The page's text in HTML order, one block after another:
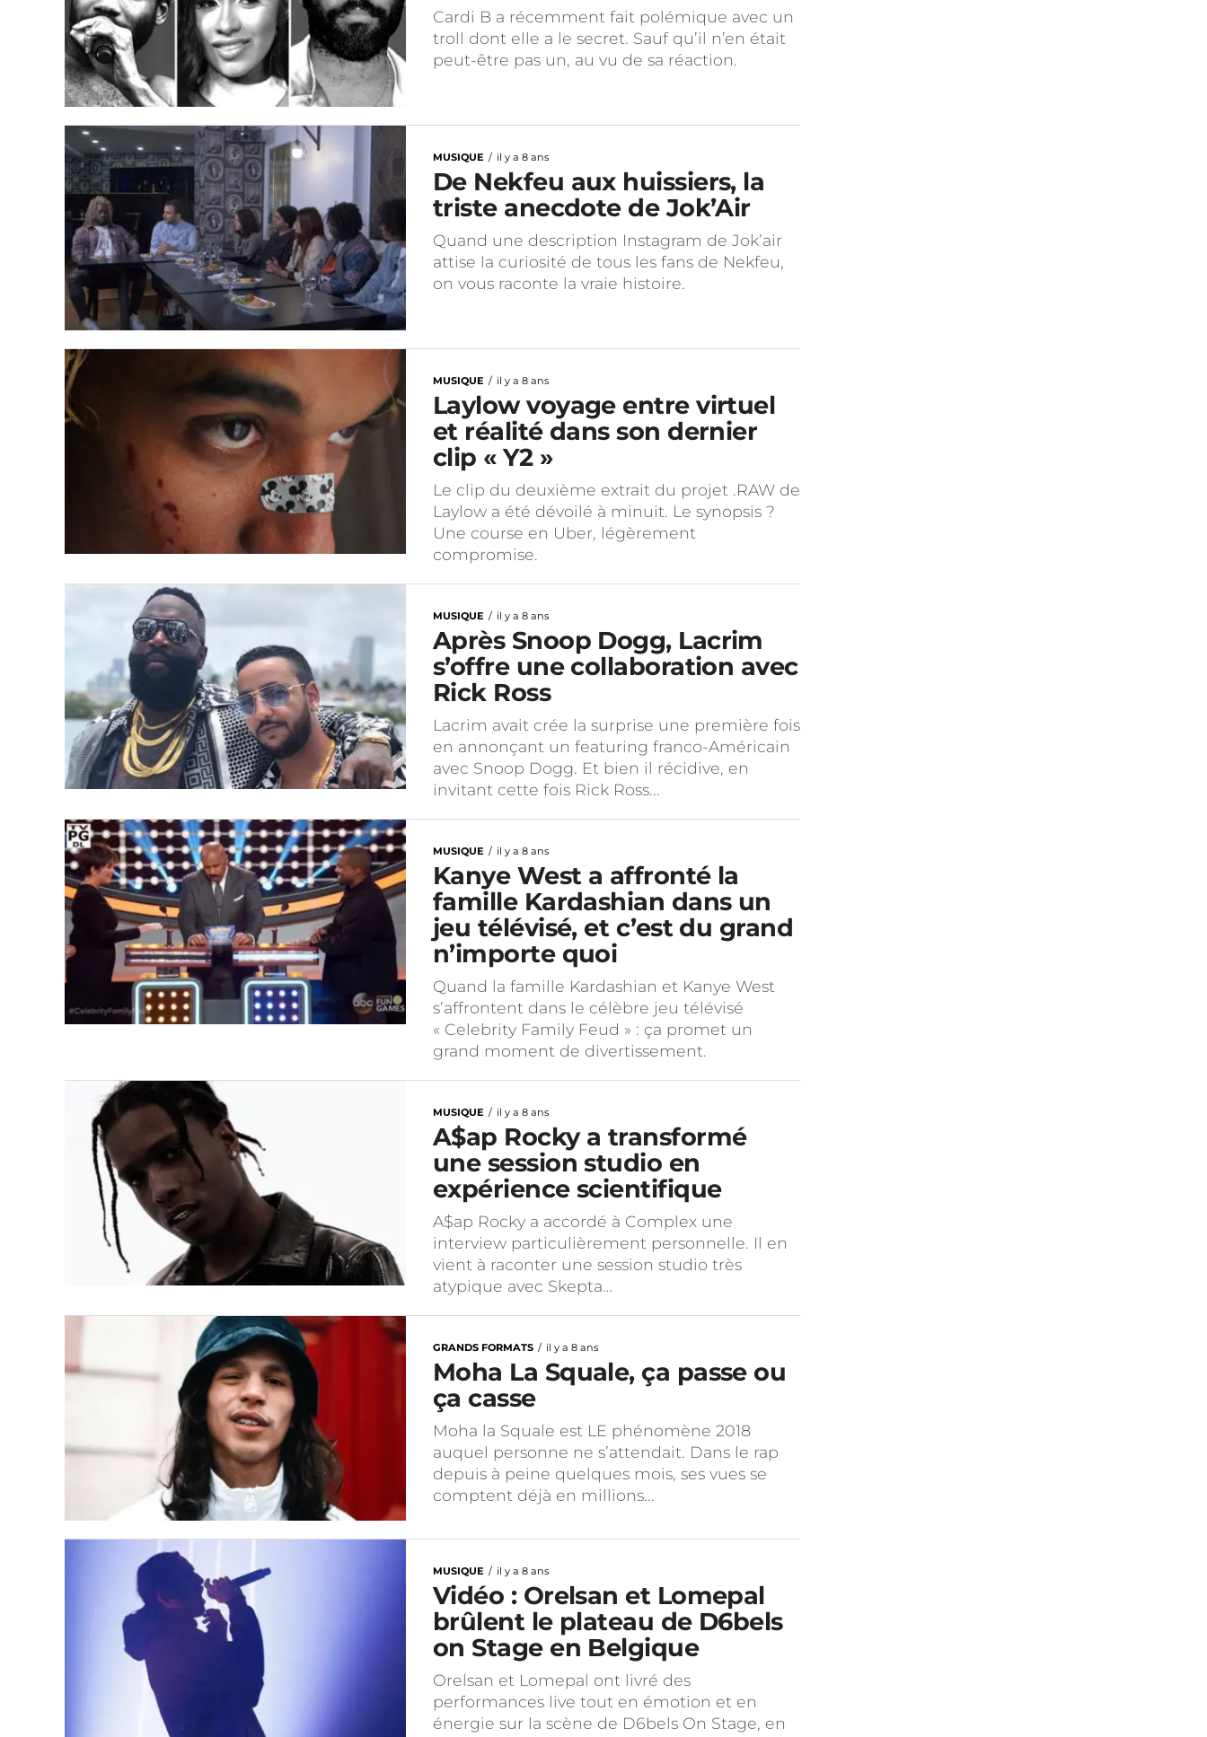
Cardi B a récemment fait polémique avec un
troll dont elle a le secret. Sauf qu’il n’en était
peut-être pas un, au vu de sa réaction.
MUSIQUE il y a 8 ans
De Nekfeu aux huissiers, la
triste anecdote de Jok’Air
Quand une description Instagram de Jok’air
attise la curiosité de tous les fans de Nekfeu,
on vous raconte la vraie histoire.
MUSIQUE il y a 8 ans
Laylow voyage entre virtuel
et réalité dans son dernier
clip « Y2 »
Le clip du deuxième extrait du projet .RAW de
Laylow a été dévoilé à minuit. Le synopsis ?
Une course en Uber, légèrement
compromise.
MUSIQUE il y a 8 ans
Après Snoop Dogg, Lacrim
s’offre une collaboration avec
Rick Ross
Lacrim avait crée la surprise une première fois
en annonçant un featuring franco-Américain
avec Snoop Dogg. Et bien il récidive, en
invitant cette fois Rick Ross...
MUSIQUE il y a 8 ans
Kanye West a affronté la
famille Kardashian dans un
jeu télévisé, et c’est du grand
n’importe quoi
Quand la famille Kardashian et Kanye West
s’affrontent dans le célèbre jeu télévisé
« Celebrity Family Feud » : ça promet un
grand moment de divertissement.
MUSIQUE il y a 8 ans
A$ap Rocky a transformé
une session studio en
expérience scientifique
A$ap Rocky a accordé à Complex une
interview particulièrement personnelle. Il en
vient à raconter une session studio très
atypique avec Skepta…
GRANDS FORMATS il y a 8 ans
Moha La Squale, ça passe ou
ça casse
Moha la Squale est LE phénomène 2018
auquel personne ne s’attendait. Dans le rap
depuis à peine quelques mois, ses vues se
comptent déjà en millions...
MUSIQUE il y a 8 ans
Vidéo : Orelsan et Lomepal
brûlent le plateau de D6bels
on Stage en Belgique
Orelsan et Lomepal ont livré des
performances live tout en émotion et en
énergie sur la scène de D6bels On Stage, en